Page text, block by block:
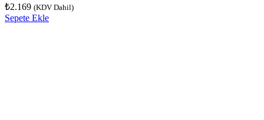
₺2.169 (KDV Dahil)
Sepete Ekle